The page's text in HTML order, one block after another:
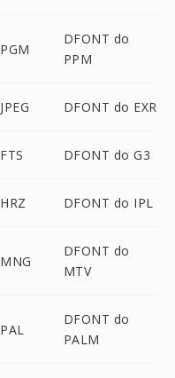
DFONT do
PPM
DFONT do EXR
DFONT do G3
DFONT do IPL
DFONT do
MTV
DFONT do
PALM